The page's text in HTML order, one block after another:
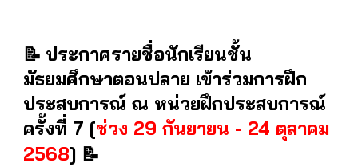
📝 ประกาศรายชื่อนักเรียนชั้น
มัธยมศึกษาตอนปลาย เข้าร่วมการฝึก
ประสบการณ์ ณ หน่วยฝึกประสบการณ์
ครั้งที่ 7 [ช่วง 29 กันยายน - 24 ตุลาคม
2568] 📝